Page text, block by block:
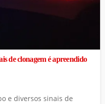
de clonagem é apreendido
e diversos sinais de